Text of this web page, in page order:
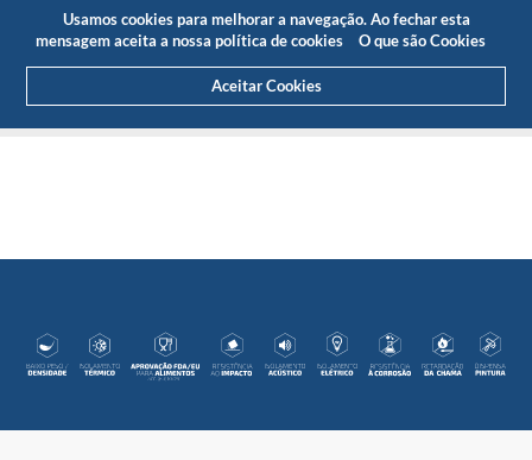
Usamos cookies para melhorar a navegação. Ao fechar esta
mensagem aceita a nossa política de cookies
O que são Cookies
Aceitar Cookies
Área Cliente
Orçamento(0)